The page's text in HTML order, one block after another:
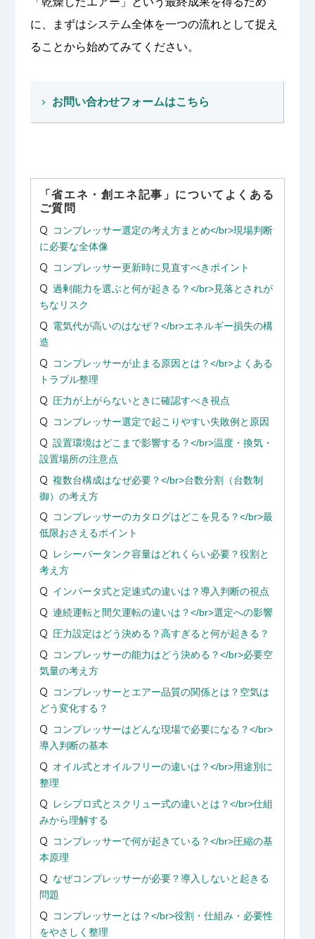
に、まずはシステム全体を一つの流れとして捉え
ることから始めてみてください。
お問い合わせフォームはこちら
「省エネ・創エネ記事」についてよくある
ご質問
コンプレッサー選定の考え方まとめ</br>現場判断
に必要な全体像
コンプレッサー更新時に見直すべきポイント
過剰能力を選ぶと何が起きる？</br>見落とされが
ちなリスク
電気代が高いのはなぜ？</br>エネルギー損失の構
造
コンプレッサーが止まる原因とは？</br>よくある
トラブル整理
圧力が上がらないときに確認すべき視点
コンプレッサー選定で起こりやすい失敗例と原因
設置環境はどこまで影響する？</br>温度・換気・
設置場所の注意点
複数台構成はなぜ必要？</br>台数分割（台数制
御）の考え方
コンプレッサーのカタログはどこを見る？</br>最
低限おさえるポイント
レシーバータンク容量はどれくらい必要？役割と
考え方
インバータ式と定速式の違いは？導入判断の視点
連続運転と間欠運転の違いは？</br>選定への影響
圧力設定はどう決める？高すぎると何が起きる？
コンプレッサーの能力はどう決める？</br>必要空
気量の考え方
コンプレッサーとエアー品質の関係とは？空気は
どう変化する？
コンプレッサーはどんな現場で必要になる？</br>
導入判断の基本
オイル式とオイルフリーの違いは？</br>用途別に
整理
レシプロ式とスクリュー式の違いとは？</br>仕組
みから理解する
コンプレッサーで何が起きている？</br>圧縮の基
本原理
なぜコンプレッサーが必要？導入しないと起きる
問題
コンプレッサーとは？</br>役割・仕組み・必要性
をやさしく整理